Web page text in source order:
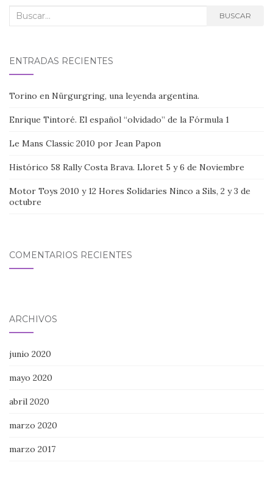
Buscar: BUSCAR
ENTRADAS RECIENTES
Torino en Nürgurgring, una leyenda argentina.
Enrique Tintoré. El español “olvidado” de la Fórmula 1
Le Mans Classic 2010 por Jean Papon
Histórico 58 Rally Costa Brava. Lloret 5 y 6 de Noviembre
Motor Toys 2010 y 12 Hores Solidaries Ninco a Sils, 2 y 3 de
octubre
COMENTARIOS RECIENTES
ARCHIVOS
junio 2020
mayo 2020
abril 2020
marzo 2020
marzo 2017